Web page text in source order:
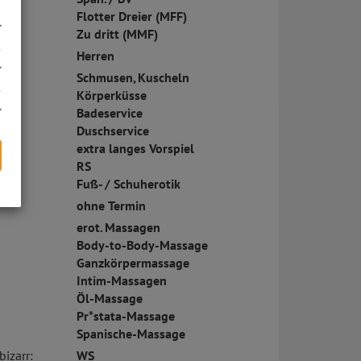
Flotter Dreier (MFF)
Zu dritt (MMF)
Herren
Schmusen, Kuscheln
Körperküsse
Badeservice
Duschservice
extra langes Vorspiel
RS
Fuß- / Schuherotik
ohne Termin
erot. Massagen
Body-to-Body-Massage
Ganzkörpermassage
Intim-Massagen
Öl-Massage
Pr*stata-Massage
Spanische-Massage
WS